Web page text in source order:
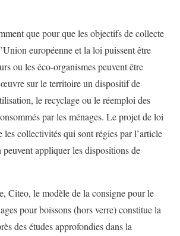
que pour que les objectifs de collecte
européenne et la loi puissent être
ou les éco-organismes peuvent être
sur le territoire un dispositif de
le recyclage ou le réemploi des
par les ménages. Le projet de loi
les collectivités qui sont régies par l’article
appliquer les dispositions de
Citeo, le modèle de la consigne pour le
pour boissons (hors verre) constitue la
des études approfondies dans la